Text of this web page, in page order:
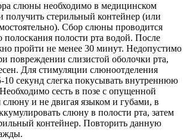
слюны необходимо в медицинском
получить стерильный контейнер (или
Сбор слюны проводится
полоскания полости рта водой. После
пройти не менее 30 минут. Недопустимо
повреждении слизистой оболочки рта,
Для стимуляции слюноотделения
секунд слегка покусывать внутреннюю
сесть в позе с опущенной
слюну и не двигая языком и губами, в
слюну в полости рта, затем
контейнер. Повторить данную